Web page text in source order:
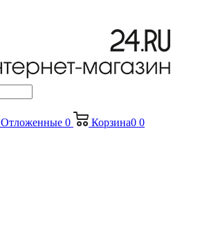
Отложенные 0 Корзина0 0